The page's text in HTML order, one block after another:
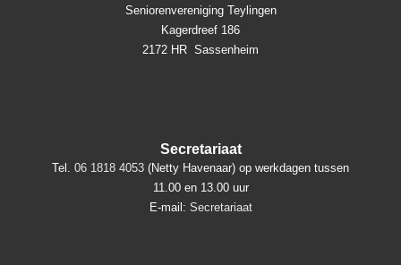
Seniorenvereniging Teylingen
Kagerdreef 186
2172 HR Sassenheim
Secretariaat
Tel. 06 1818 4053 (Netty Havenaar) op werkdagen tussen
11.00 en 13.00 uur
E-mail: Secretariaat